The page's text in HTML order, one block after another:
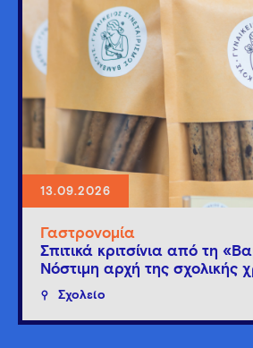
13.09.2026
Γαστρονομία
Σπιτικά κριτσίνια από τη
Νόστιμη αρχή της σχολικής
Σχολείο